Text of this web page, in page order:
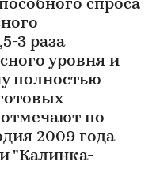
спроса
3 раза
уровня и
полностью
по
2009 года
"Калинка-